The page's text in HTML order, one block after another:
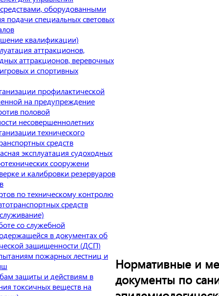
оборудованными
подачи специальных световых
квалификации)
аттракционов,
аттракционов, веревочных
и спортивных
профилактической
на предупреждение
половой
несовершеннолетних
технического
средств
эксплуатация судоходных
сооружени
и калибровки резервуаров
по техническому контролю
средств
со служебной
в документах об
защищенности (ДСП)
пожарных лестниц и
защиты и действиям в
токсичных веществ на
Нормативные и
документы по